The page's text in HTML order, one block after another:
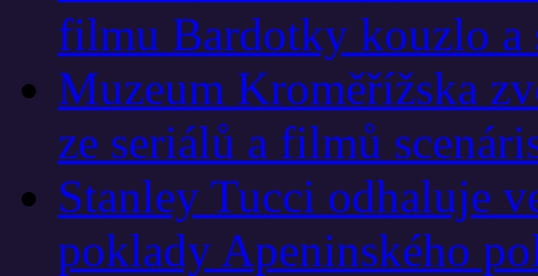
filmu Bardotky kouzlo a
Muzeum Kroměřížska
ze seriálů a filmů
Stanley Tucci odhaluje
poklady Apeninského